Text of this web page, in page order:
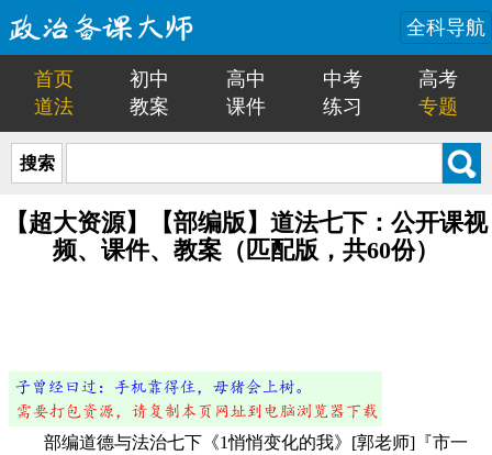
全科导航
首页 初中 高中 中考
高考
道法
教案 课件 练习 专题
搜索
【超大资源】【部编版】道法七下：公开课视
频、课件、教案（匹配版，共60份）
部编道德与法治七下《1悄悄变化的我》[郭老师]『市一